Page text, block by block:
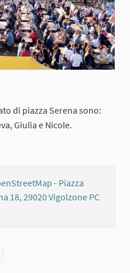
di piazza Serena sono:
Giulia e Nicole.
link)
giovani e dei ragazzi